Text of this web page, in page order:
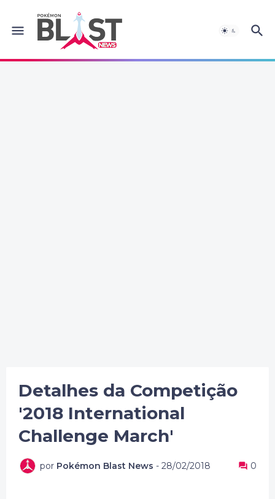
Detalhes da Competição
'2018 International
Challenge March'
por Pokémon Blast News - 28/02/2018 0